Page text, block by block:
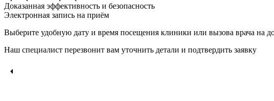
Доказанная эффективность и безопасность
Электронная запись на приём
Выберите удобную дату и время посещения клиники или вызова врача на
Наш специалист перезвонит вам уточнить детали и подтвердить заявку